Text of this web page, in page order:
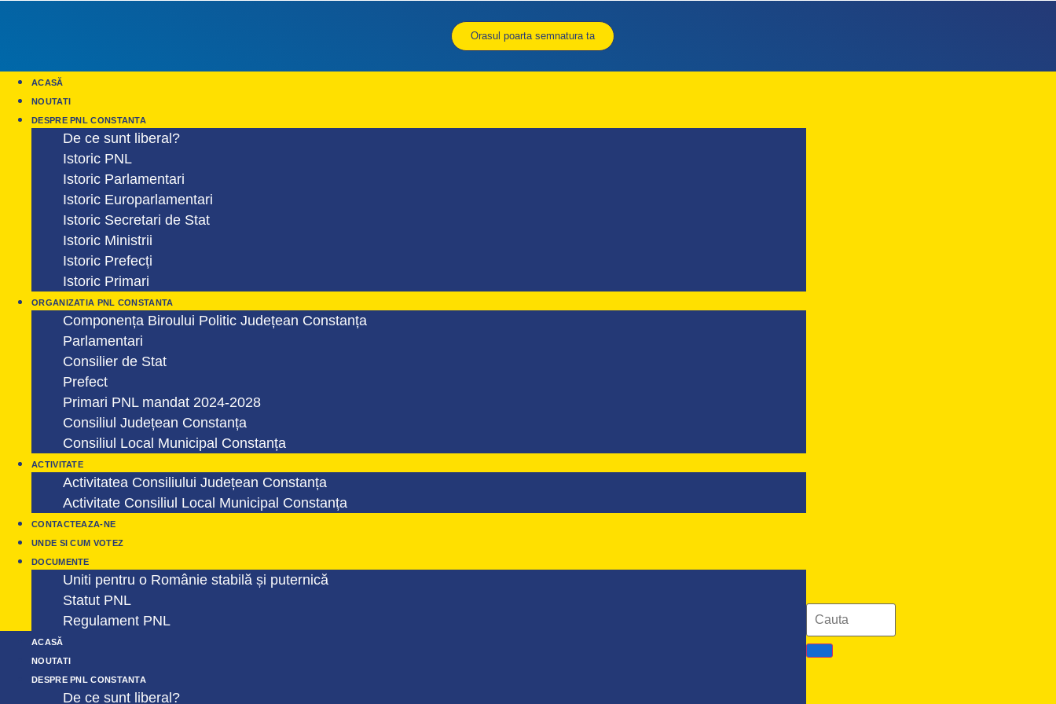
Orasul poarta semnatura ta
ACASĂ
NOUTATI
DESPRE PNL CONSTANTA
De ce sunt liberal?
Istoric PNL
Istoric Parlamentari
Istoric Europarlamentari
Istoric Secretari de Stat
Istoric Ministrii
Istoric Prefecți
Istoric Primari
ORGANIZATIA PNL CONSTANTA
Componența Biroului Politic Județean Constanța
Parlamentari
Consilier de Stat
Prefect
Primari PNL mandat 2024-2028
Consiliul Județean Constanța
Consiliul Local Municipal Constanța
ACTIVITATE
Activitatea Consiliului Județean Constanța
Activitate Consiliul Local Municipal Constanța
CONTACTEAZA-NE
UNDE SI CUM VOTEZ
DOCUMENTE
Uniti pentru o Românie stabilă și puternică
Statut PNL
Regulament PNL
ACASĂ
NOUTATI
DESPRE PNL CONSTANTA
De ce sunt liberal?